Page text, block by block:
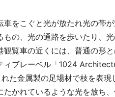
をこぐと光が放たれ光の帯
もの、光の通路を歩いたり、
観覧車の近くには、普通の形
ィブレーベル「1024
れた金属製の足場材で枝を表
かれているような光を放ち、